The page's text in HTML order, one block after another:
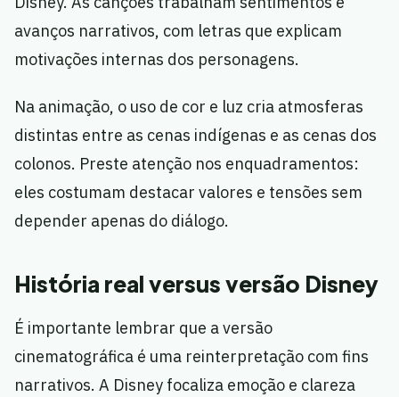
avanços narrativos, com letras que explicam
motivações internas dos personagens.
Na animação, o uso de cor e luz cria atmosferas
distintas entre as cenas indígenas e as cenas dos
colonos. Preste atenção nos enquadramentos:
eles costumam destacar valores e tensões sem
depender apenas do diálogo.
História real versus versão Disney
É importante lembrar que a versão
cinematográfica é uma reinterpretação com fins
narrativos. A Disney focaliza emoção e clareza